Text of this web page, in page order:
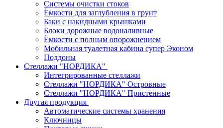
Системы очистки стоков
Ёмкости для заглубления в грунт
Баки с накидными крышками
Блоки дорожные водоналивные
Ёмкости с полным опорожнением
Мобильная туалетная кабина супер Эконом
Поддоны
Стеллажи "НОРДИКА"
Интегрированные стеллажи
Стеллажи "НОРДИКА" Островные
Стеллажи "НОРДИКА" Пристенные
Другая продукция
Автоматические системы хранения
Ключницы